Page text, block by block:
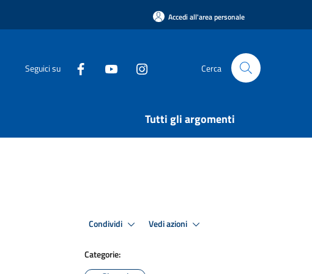
Accedi all'area personale
Seguici su Cerca
Tutti gli argomenti
Condividi Vedi azioni
Categorie: